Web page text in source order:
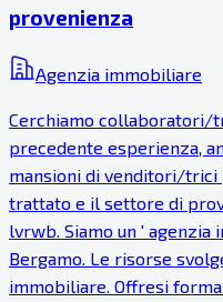
provenienza
Agenzia immobiliare
Cerchiamo collaboratori/
precedente esperienza,
mansioni di venditori/
trattato e il settore di
lvrwb. Siamo un '
Bergamo. Le risorse
immobiliare. Offresi